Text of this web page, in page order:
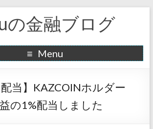
の金融ブログ
Menu
配当】KAZCOINホルダー
の1%配当しました